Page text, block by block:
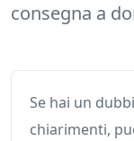
consegna a
Se hai un
chiarimenti,